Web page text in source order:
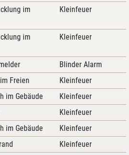
im
Kleinfeuer
im
Kleinfeuer
Blinder Alarm
Freien
Kleinfeuer
im Gebäude
Kleinfeuer
Kleinfeuer
im Gebäude
Kleinfeuer
Kleinfeuer